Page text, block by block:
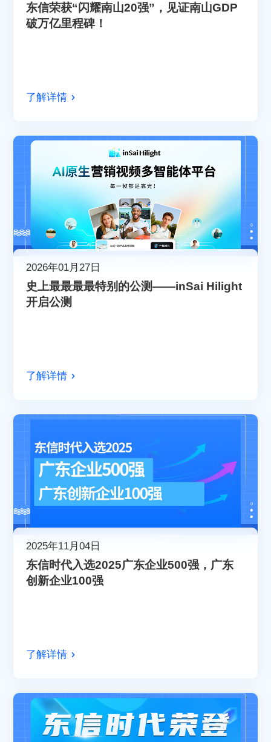
东信荣获“闪耀南山20强”，见证南山GDP
破万亿里程碑！
了解详情
2026年01月27日
史上最最最最特别的公测——inSai Hilight
开启公测
了解详情
2025年11月04日
东信时代入选2025广东企业500强，广东
创新企业100强
了解详情